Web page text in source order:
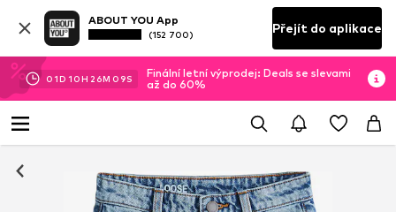
ABOUT YOU App
(152 700) Přejít do aplikace
01D 10H 26M 08S
Finální letní výprodej: Deals se slevami
až do 60%